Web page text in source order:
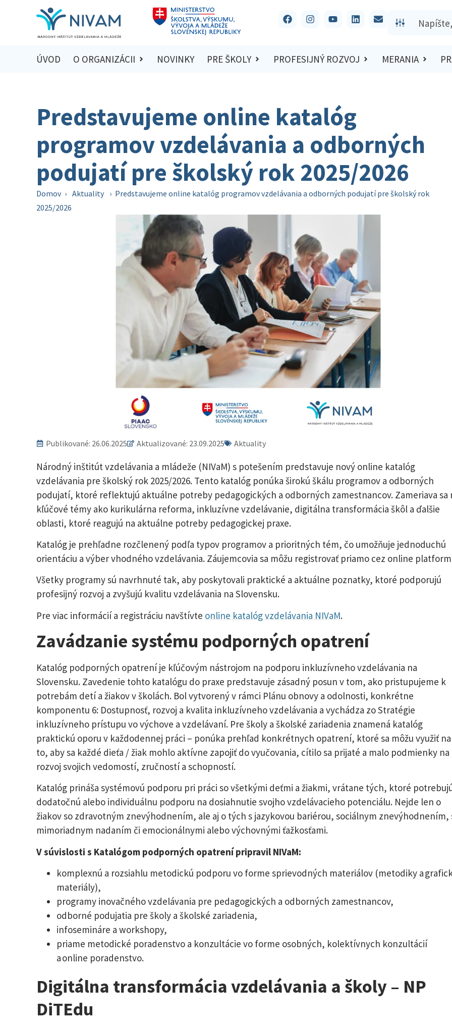
ÚVOD O ORGANIZÁCII NOVINKY PRE ŠKOLY PROFESIJNÝ ROZVOJ MERANIA
Predstavujeme online katalóg
programov vzdelávania a odborných
podujatí pre školský rok 2025/2026
Domov › Aktuality › Predstavujeme online katalóg programov vzdelávania a odborných podujatí pre školský rok
2025/2026
Publikované: 26.06.2025 Aktualizované: 23.09.2025 Aktuality
Národný inštitút vzdelávania a mládeže (NIVaM) s potešením predstavuje nový online katalóg
vzdelávania pre školský rok 2025/2026. Tento katalóg ponúka širokú škálu programov a odborných
podujatí, ktoré reflektujú aktuálne potreby pedagogických a odborných zamestnancov. Zameriava sa
kľúčové témy ako kurikulárna reforma, inkluzívne vzdelávanie, digitálna transformácia škôl a ďalšie
oblasti, ktoré reagujú na aktuálne potreby pedagogickej praxe.
Katalóg je prehľadne rozčlenený podľa typov programov a prioritných tém, čo umožňuje jednoduchú
orientáciu a výber vhodného vzdelávania. Záujemcovia sa môžu registrovať priamo cez online
Všetky programy sú navrhnuté tak, aby poskytovali praktické a aktuálne poznatky, ktoré podporujú
profesijný rozvoj a zvyšujú kvalitu vzdelávania na Slovensku.
Pre viac informácií a registráciu navštívte online katalóg vzdelávania NIVaM.
Zavádzanie systému podporných opatrení
Katalóg podporných opatrení je kľúčovým nástrojom na podporu inkluzívneho vzdelávania na
Slovensku. Zavedenie tohto katalógu do praxe predstavuje zásadný posun v tom, ako pristupujeme k
potrebám detí a žiakov v školách. Bol vytvorený v rámci Plánu obnovy a odolnosti, konkrétne
komponentu 6: Dostupnosť, rozvoj a kvalita inkluzívneho vzdelávania a vychádza zo Stratégie
inkluzívneho prístupu vo výchove a vzdelávaní. Pre školy a školské zariadenia znamená katalóg
praktickú oporu v každodennej práci – ponúka prehľad konkrétnych opatrení, ktoré sa môžu využiť na
to, aby sa každé dieťa / žiak mohlo aktívne zapojiť do vyučovania, cítilo sa prijaté a malo podmienky na
rozvoj svojich vedomostí, zručností a schopností.
Katalóg prináša systémovú podporu pri práci so všetkými deťmi a žiakmi, vrátane tých, ktoré
dodatočnú alebo individuálnu podporu na dosiahnutie svojho vzdelávacieho potenciálu. Nejde len o
žiakov so zdravotným znevýhodnením, ale aj o tých s jazykovou bariérou, sociálnym znevýhodnením,
mimoriadnym nadaním či emocionálnymi alebo výchovnými ťažkosťami.
V súvislosti s Katalógom podporných opatrení pripravil NIVaM:
komplexnú a rozsiahlu metodickú podporu vo forme sprievodných materiálov (metodiky a
materiály),
programy inovačného vzdelávania pre pedagogických a odborných zamestnancov,
odborné podujatia pre školy a školské zariadenia,
infosemináre a workshopy,
priame metodické poradenstvo a konzultácie vo forme osobných, kolektívnych konzultácií
a online poradenstvo.
Digitálna transformácia vzdelávania a školy – NP
DiTEdu